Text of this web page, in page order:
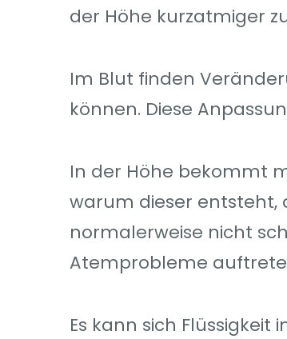
der Höhe kurzatmiger
Im Blut finden
können. Diese
In der Höhe bekommt
warum dieser entsteht,
normalerweise nicht
Atemprobleme
Es kann sich